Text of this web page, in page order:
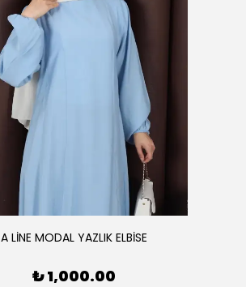
A LİNE MODAL YAZLIK ELBİSE
₺ 1,000.00